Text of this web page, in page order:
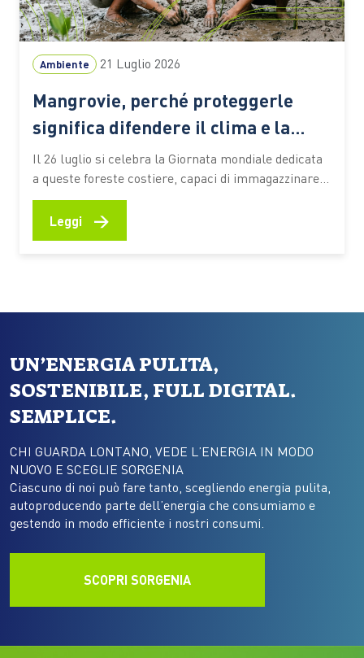
Ambiente 21 Luglio 2026
Mangrovie, perché proteggerle
significa difendere il clima e la
biodiversità
Il 26 luglio si celebra la Giornata mondiale dedicata
a queste foreste costiere, capaci di immagazzinare
CO2, attenuare gli effetti degli eventi estremi e
sostenere la vita e le economie di milioni di persone
Le mangrovie occupano una sottile fascia lungo le
Leggi →
UN’ENERGIA PULITA,
SOSTENIBILE, FULL DIGITAL.
SEMPLICE.
CHI GUARDA LONTANO, VEDE L’ENERGIA IN MODO
NUOVO E SCEGLIE SORGENIA
Ciascuno di noi può fare tanto, scegliendo energia pulita,
autoproducendo parte dell’energia che consumiamo e
gestendo in modo efficiente i nostri consumi.
SCOPRI SORGENIA